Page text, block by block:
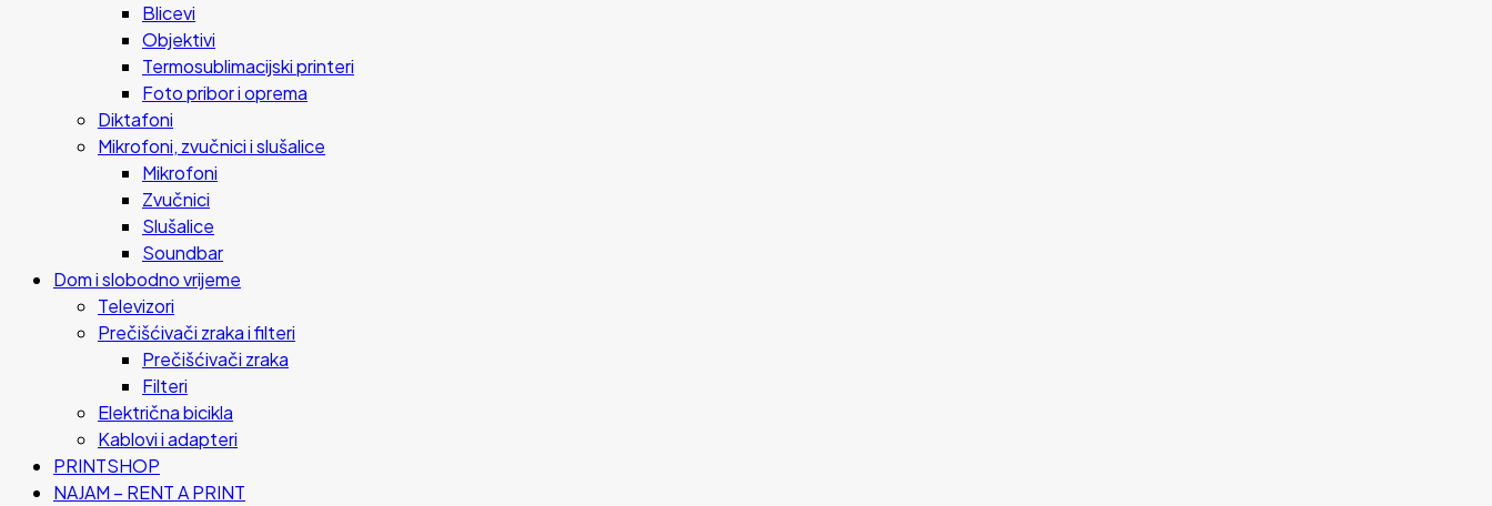
Blicevi
Objektivi
Termosublimacijski printeri
Foto pribor i oprema
Diktafoni
Mikrofoni, zvučnici i slušalice
Mikrofoni
Zvučnici
Slušalice
Soundbar
Dom i slobodno vrijeme
Televizori
Prečišćivači zraka i filteri
Prečišćivači zraka
Filteri
Električna bicikla
Kablovi i adapteri
PRINTSHOP
NAJAM – RENT A PRINT